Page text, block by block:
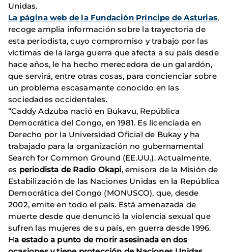
Unidas.
La página web de la Fundación Príncipe de Asturias,
recoge amplia información sobre la trayectoria de
esta periodista, cuyo compromiso y trabajo por las
víctimas de la larga guerra que afecta a su país desde
hace años, le ha hecho merecedora de un galardón,
que servirá, entre otras cosas, para concienciar sobre
un problema escasamante conocido en las
sociedades occidentales.
“Caddy Adzuba nació en Bukavu, República
Democrática del Congo, en 1981. Es licenciada en
Derecho por la Universidad Oficial de Bukay y ha
trabajado para la organización no gubernamental
Search for Common Ground (EE.UU.). Actualmente,
es periodista de Radio Okapi, emisora de la Misión de
Estabilización de las Naciones Unidas en la República
Democrática del Congo (MONUSCO), que, desde
2002, emite en todo el país. Está amenazada de
muerte desde que denunció la violencia sexual que
sufren las mujeres de su país, en guerra desde 1996.
Ha estado a punto de morir asesinada en dos